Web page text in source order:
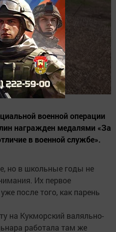
военной операции
награжден медалями «За
в военной службе».
но в школьные годы не
Их первое
после того, как парень
на Кукморский валяльно-
работала там же